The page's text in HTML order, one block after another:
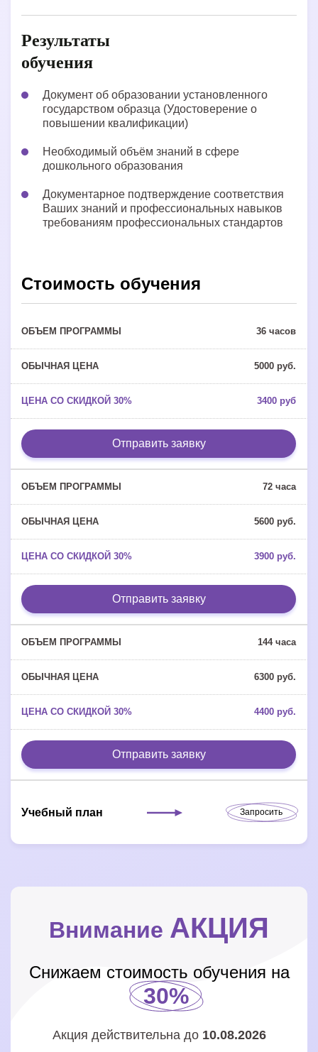
Результаты
обучения
Документ об образовании установленного
государством образца (Удостоверение о
повышении квалификации)
Необходимый объём знаний в сфере
дошкольного образования
Документарное подтверждение соответствия
Ваших знаний и профессиональных навыков
требованиям профессиональных стандартов
Стоимость обучения
36 часов
5000 руб.
3400 руб
Отправить заявку
72 часа
5600 руб.
3900 руб.
Отправить заявку
144 часа
6300 руб.
4400 руб.
Отправить заявку
Учебный план Запросить
Внимание АКЦИЯ
Снижаем стоимость обучения на
30%
Акция действительна до 10.08.2026